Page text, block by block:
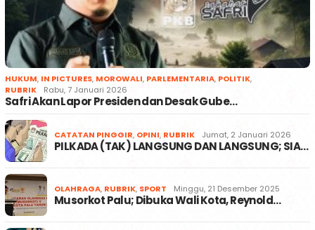
HUKUM, IN PICTURES, MOROWALI, PARLEMENTARIA, POLITIK,
RUBRIK
Rabu, 7 Januari 2026
Safri Akan Lapor Presiden dan Desak Gube…
CATATAN PINGGIR, OPINI, RUBRIK Jumat, 2 Januari 2026
PILKADA (TAK) LANGSUNG DAN LANGSUNG; SIA…
OLAHRAGA, RUBRIK, SPORT Minggu, 21 Desember 2025
Musorkot Palu; Dibuka Wali Kota, Reynold…